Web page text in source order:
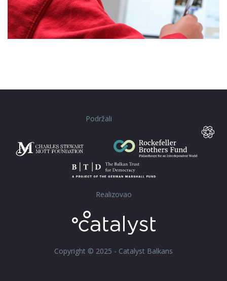
Podržali
Realizovao
Copyright © 2025 - Catalyst Balkans